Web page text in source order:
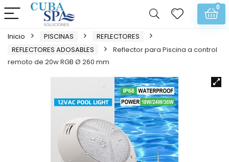
0
Inicio PISCINAS
REFLECTORES
REFLECTORES ADOSABLES
Reflector para Piscina a control
remoto de 20w RGB Ø 260 mm